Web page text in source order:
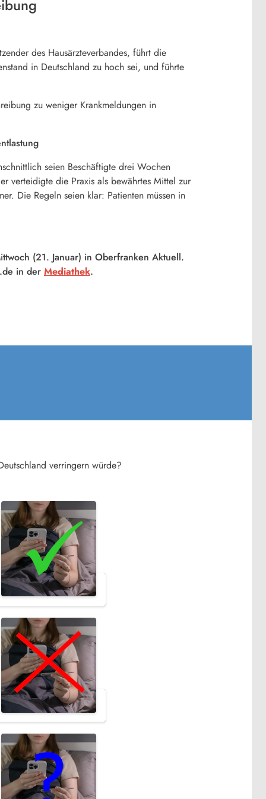
des Hausärzteverbandes, führt die
in Deutschland zu hoch sei, und führte
zu weniger Krankmeldungen in
seien Beschäftigte drei Wochen
verteidigte die Praxis als bewährtes Mittel zur
Die Regeln seien klar: Patienten müssen in
(21. Januar) in Oberfranken Aktuell.
in der Mediathek.
verringern würde?